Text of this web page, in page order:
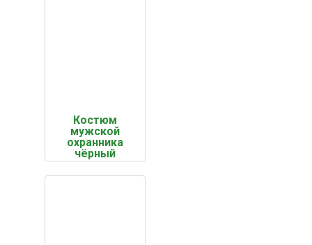
Костюм
мужской
охранника
чёрный